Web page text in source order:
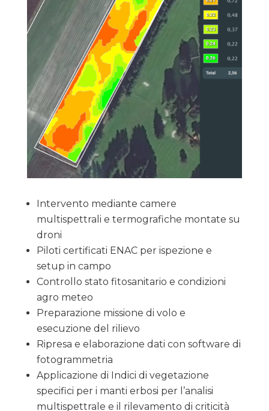
Intervento mediante camere
multispettrali e termografiche montate su
droni
Piloti certificati ENAC per ispezione e
setup in campo
Controllo stato fitosanitario e condizioni
agro meteo
Preparazione missione di volo e
esecuzione del rilievo
Ripresa e elaborazione dati con software di
fotogrammetria
Applicazione di Indici di vegetazione
specifici per i manti erbosi per l’analisi
multispettrale e il rilevamento di criticità